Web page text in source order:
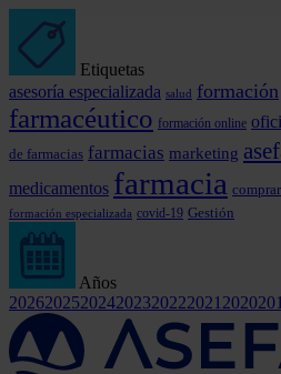
Etiquetas
asesoría especializada salud formación
farmacéutico formación online
de farmacias farmacias marketing
medicamentos farmacia
formación especializada covid-19 Gestión
Años
202620252024202320222021 2020